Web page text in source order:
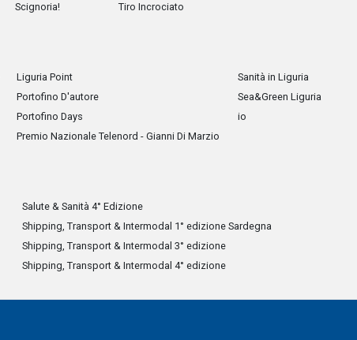
Scignoria!
Tiro Incrociato
Liguria Point
Portofino D'autore
Portofino Days
Premio Nazionale Telenord - Gianni Di Marzio
Sanità in Liguria
Sea&Green Liguria
io
Salute & Sanità 4° Edizione
Shipping, Transport & Intermodal 1° edizione Sardegna
Shipping, Transport & Intermodal 3° edizione
Shipping, Transport & Intermodal 4° edizione